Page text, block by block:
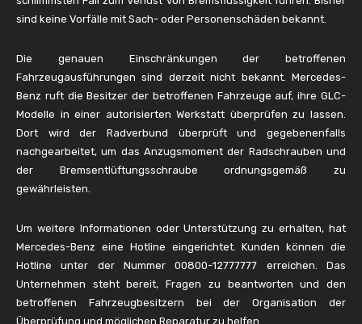
sind keine Vorfälle mit Sach- oder Personenschäden bekannt.
Die genauen Einschränkungen der betroffenen
Fahrzeugausführungen sind derzeit nicht bekannt. Mercedes-
Benz ruft die Besitzer der betroffenen Fahrzeuge auf, ihre GLC-
Modelle in einer autorisierten Werkstatt überprüfen zu lassen.
Dort wird der Radverbund überprüft und gegebenenfalls
nachgearbeitet, um das Anzugsmoment der Radschrauben und
der Bremsentlüftungsschraube ordnungsgemäß zu
gewährleisten.
Um weitere Informationen oder Unterstützung zu erhalten, hat
Mercedes-Benz eine Hotline eingerichtet. Kunden können die
Hotline unter der Nummer 00800-12777777 erreichen. Das
Unternehmen steht bereit, Fragen zu beantworten und den
betroffenen Fahrzeugbesitzern bei der Organisation der
Überprüfung und möglichen Reparatur zu helfen.